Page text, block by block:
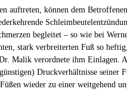
auftreten, können dem
begleitet – so wie bei
stark verbreiterten Fuß so
Malik verordnete ihm Einlagen.
Druckverhältnisse seiner
wieder zu einer weitgehend